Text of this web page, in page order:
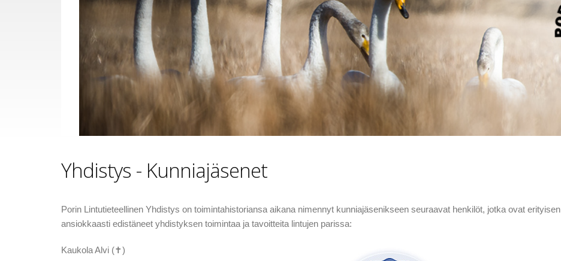
Yhdistys - Kunniajäsenet
Porin Lintutieteellinen Yhdistys on toimintahistoriansa aikana nimennyt kunniajäsenikseen seuraavat henkilöt, jotka ovat erityisen
ansiokkaasti edistäneet yhdistyksen toimintaa ja tavoitteita lintujen parissa:
Kaukola Alvi (✝)